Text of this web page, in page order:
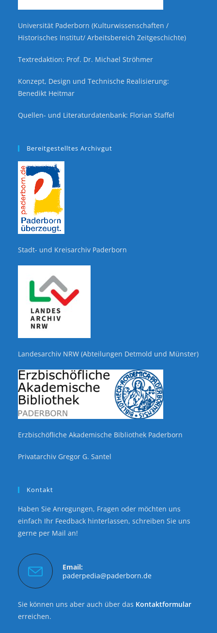
Universität Paderborn (Kulturwissenschaften /
Historisches Institut/ Arbeitsbereich Zeitgeschichte)
Textredaktion: Prof. Dr. Michael Ströhmer
Konzept, Design und Technische Realisierung:
Benedikt Heitmar
Quellen- und Literaturdatenbank: Florian Staffel
Bereitgestelltes Archivgut
Stadt- und Kreisarchiv Paderborn
Landesarchiv NRW (Abteilungen Detmold und Münster)
Erzbischöfliche Akademische Bibliothek Paderborn
Privatarchiv Gregor G. Santel
Kontakt
Haben Sie Anregungen, Fragen oder möchten uns
einfach Ihr Feedback hinterlassen, schreiben Sie uns
gerne per Mail an!
Email:
paderpedia@paderborn.de
Sie können uns aber auch über das Kontaktformular
erreichen.